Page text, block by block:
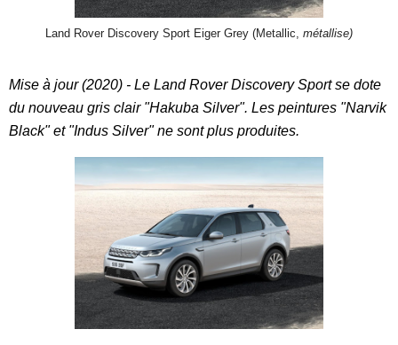
Land Rover Discovery Sport Eiger Grey (Metallic, métallise)
Mise à jour (2020) - Le Land Rover Discovery Sport se dote
du nouveau gris clair "Hakuba Silver". Les peintures "Narvik
Black" et "Indus Silver" ne sont plus produites.